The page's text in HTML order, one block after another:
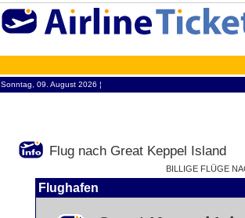
Sonntag, 09. August 2026 ¦
Flug nach Great Keppel Island
BILLIGE FLÜGE
Flughafen